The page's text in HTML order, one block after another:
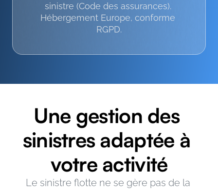
sinistre (Code des assurances).
Hébergement Europe, conforme
RGPD.
Une gestion des
sinistres adaptée à
votre activité
Le sinistre flotte ne se gère pas de la